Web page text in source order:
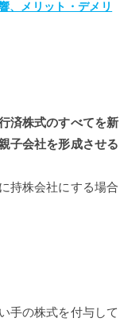
、メリット・デメリ
済株式のすべてを新
子会社を形成させる
持株会社にする場合
手の株式を付与して